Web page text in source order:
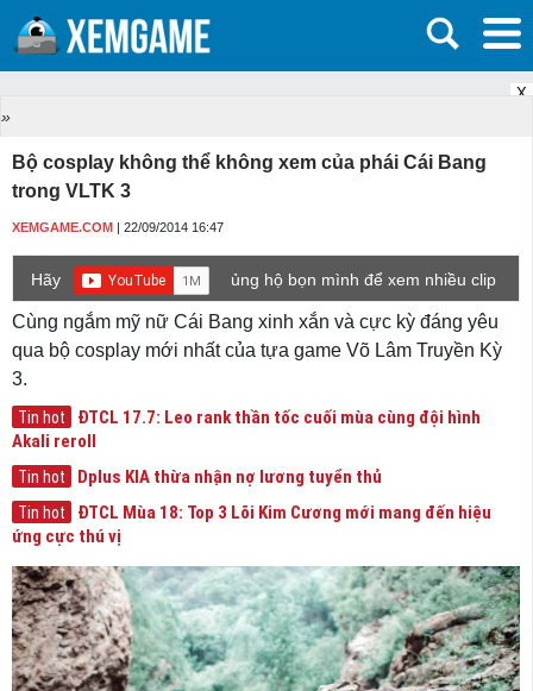
X
»
Bộ cosplay không thể không xem của phái Cái Bang
trong VLTK 3
XEMGAME.COM | 22/09/2014 16:47
Hãy
ủng hộ bọn mình để xem nhiều clip
game mới hơn nhé!
Cùng ngắm mỹ nữ Cái Bang xinh xắn và cực kỳ đáng yêu
qua bộ cosplay mới nhất của tựa game Võ Lâm Truyền Kỳ
3.
Tin hot
ĐTCL 17.7: Leo rank thần tốc cuối mùa cùng đội hình
Akali reroll
Tin hot Dplus KIA thừa nhận nợ lương tuyển thủ
Tin hot
ĐTCL Mùa 18: Top 3 Lõi Kim Cương mới mang đến hiệu
ứng cực thú vị